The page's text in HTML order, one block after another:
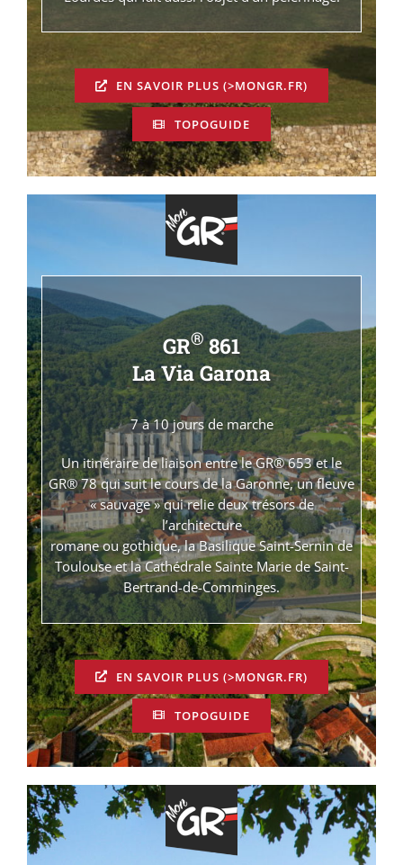
EN SAVOIR PLUS (>MONGR.FR)
TOPOGUIDE
GR®861
La Via Garona
7 à 10 jours de marche
Un itinéraire de liaison entre le GR® 653 et le
GR® 78 qui suit le cours de la Garonne, un fleuve
« sauvage » qui relie deux trésors de
l’architecture
romane ou gothique, la Basilique Saint-Sernin de
Toulouse et la Cathédrale Sainte Marie de Saint-
Bertrand-de-Comminges.
EN SAVOIR PLUS (>MONGR.FR)
TOPOGUIDE